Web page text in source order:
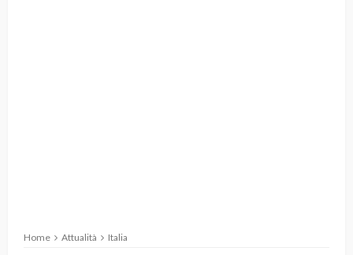
Home Attualità Italia